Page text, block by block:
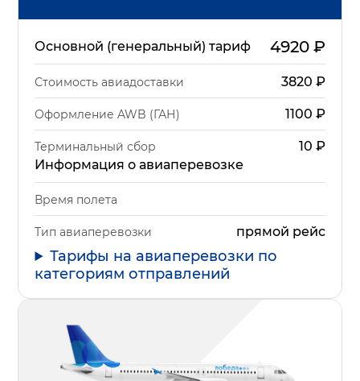
Основной (генеральный) тариф 4920₽
Стоимость авиадоставки 3820 ₽
Оформление AWB (ГАН) 1100 ₽
Терминальный сбор 10 ₽
Информация о авиаперевозке
Время полета
Тип авиаперевозки прямой рейс
Тарифы на авиаперевозки по
категориям отправлений